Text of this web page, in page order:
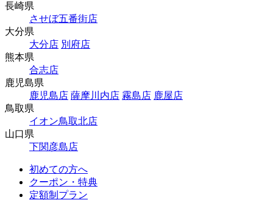
長崎県
させぼ五番街店
大分県
大分店 別府店
熊本県
合志店
鹿児島県
鹿児島店 薩摩川内店 霧島店 鹿屋店
鳥取県
イオン鳥取北店
山口県
下関彦島店
初めての方へ
クーポン・特典
定額制プラン